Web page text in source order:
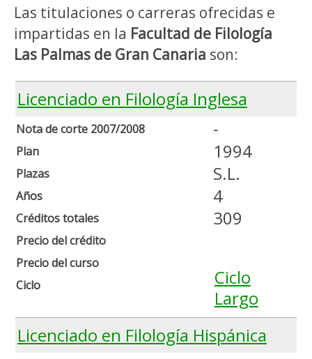
Las titulaciones o carreras ofrecidas e
impartidas en la Facultad de Filología
Las Palmas de Gran Canaria son:
Licenciado en Filología Inglesa
Nota de corte 2007/2008
Plan
Plazas
Años
Créditos totales
Precio del crédito
Precio del curso
Ciclo
-
1994
S.L.
4
309
Ciclo
Largo
Licenciado en Filología Hispánica